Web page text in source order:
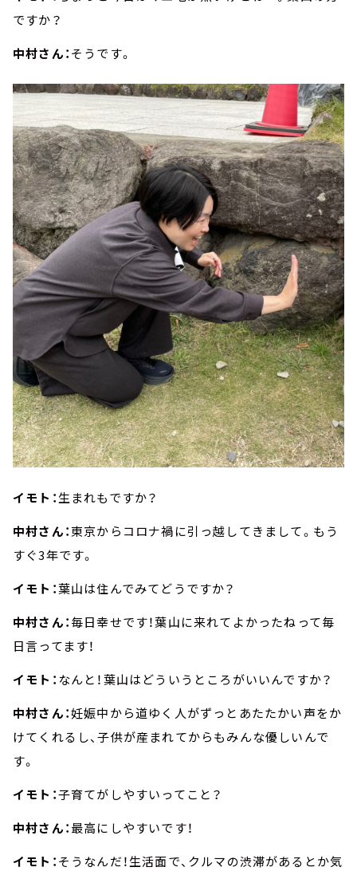
ですか？
中村さん：そうです。
イモト：生まれもですか？
中村さん：東京からコロナ禍に引っ越してきまして。もう
すぐ3年です。
イモト：葉山は住んでみてどうですか？
中村さん：毎日幸せです！葉山に来れてよかったねって毎
日言ってます！
イモト： なんと！葉山はどういうところがいいんですか？
中村さん：妊娠中から道ゆく人がずっとあたたかい声をか
けてくれるし、子供が産まれてからもみんな優しいんで
す。
イモト：子育てがしやすいってこと？
中村さん：最高にしやすいです！
イモト：そうなんだ！生活面で、クルマの渋滞があるとか気